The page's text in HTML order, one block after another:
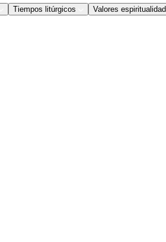
Tiempos litúrgicos Valores espiritualidad